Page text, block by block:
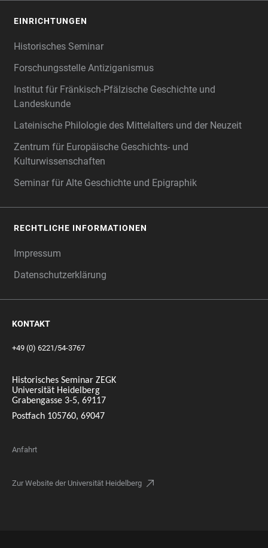
EINRICHTUNGEN
Historisches Seminar
Forschungsstelle Antiziganismus
Institut für Fränkisch-Pfälzische Geschichte und
Landeskunde
Lateinische Philologie des Mittelalters und der Neuzeit
Zentrum für Europäische Geschichts- und
Kulturwissenschaften
Seminar für Alte Geschichte und Epigraphik
RECHTLICHE INFORMATIONEN
Impressum
Datenschutzerklärung
KONTAKT
+49 (0) 6221/54-3767
Historisches Seminar ZEGK
Universität Heidelberg
Grabengasse 3-5, 69117
Postfach 105760, 69047
Anfahrt
Zur Website der Universität Heidelberg